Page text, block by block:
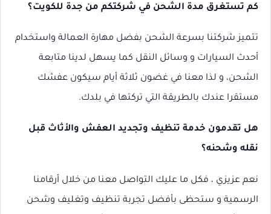
كم تستغرق مدة الشحن في شركتكم من جدة للكويت؟
تتميز شركتنا بسرعة الشحن بفضل مهارة العمالة واستخدام
أحدث السيارات و وسائل النقل كما يسهل لدينا متابعة
الشحن، و لذا معنا في غضون ثلاثة أيام سيكون عفشك
مستقرا عندك بالطريقة التي تركتها في بلدك.
هل تقدمون خدمة تنظيف وتجديد العفش والأثاث قبل
نقله وشحنه؟
نعم عزيزي ، فكل ما عليك التواصل معنا من خلال أرقامنا
الرسمية و ستحظى بأفضل تجربة تنظيف وتغليف وشحن